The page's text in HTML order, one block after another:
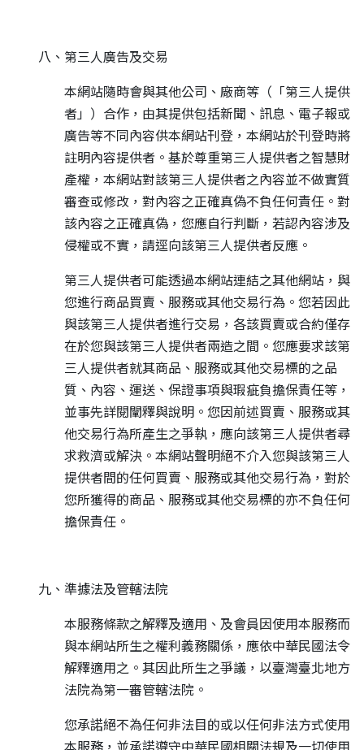
八、第三人廣告及交易
本網站隨時會與其他公司、廠商等（「第三人提供
者」）合作，由其提供包括新聞、訊息、電子報或
廣告等不同內容供本網站刊登，本網站於刊登時將
註明內容提供者。基於尊重第三人提供者之智慧財
產權，本網站對該第三人提供者之內容並不做實質
審查或修改，對內容之正確真偽不負任何責任。對
該內容之正確真偽，您應自行判斷，若認內容涉及
侵權或不實，請逕向該第三人提供者反應。
第三人提供者可能透過本網站連結之其他網站，與
您進行商品買賣、服務或其他交易行為。您若因此
與該第三人提供者進行交易，各該買賣或合約僅存
在於您與該第三人提供者兩造之間。您應要求該第
三人提供者就其商品、服務或其他交易標的之品
質、內容、運送、保證事項與瑕疵負擔保責任等，
並事先詳閱闡釋與說明。您因前述買賣、服務或其
他交易行為所產生之爭執，應向該第三人提供者尋
求救濟或解決。本網站聲明絕不介入您與該第三人
提供者間的任何買賣、服務或其他交易行為，對於
您所獲得的商品、服務或其他交易標的亦不負任何
擔保責任。
九、準據法及管轄法院
本服務條款之解釋及適用、及會員因使用本服務而
與本網站所生之權利義務關係，應依中華民國法令
解釋適用之。其因此所生之爭議，以臺灣臺北地方
法院為第一審管轄法院。
您承諾絕不為任何非法目的或以任何非法方式使用